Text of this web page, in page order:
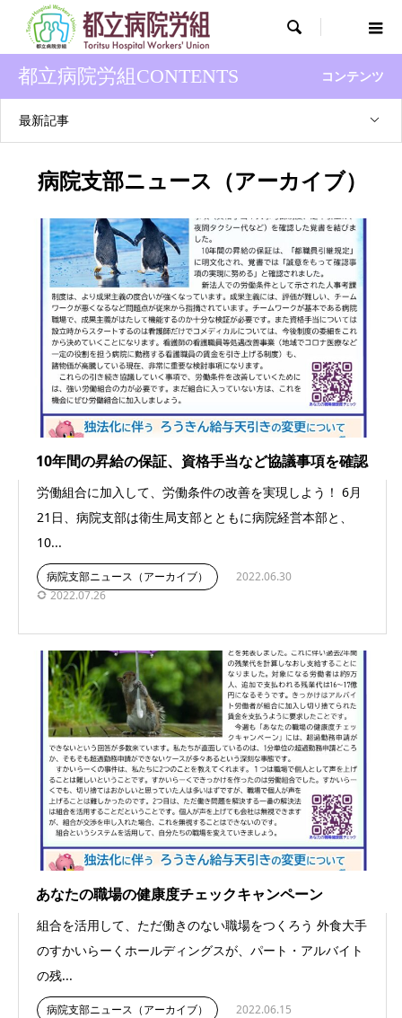

都立病院労組CONTENTS コンテンツ
最新記事
病院支部ニュース（アーカイブ）
10年間の昇給の保証、資格手当など協議事項を確認
労働組合に加入して、労働条件の改善を実現しよう！ 6月
21日、病院支部は衛生局支部とともに病院経営本部と、
10...
病院支部ニュース（アーカイブ）
2022.06.30
2022.07.26
あなたの職場の健康度チェックキャンペーン
組合を活用して、ただ働きのない職場をつくろう 外食大手
のすかいらーくホールディングスが、パート・アルバイト
の残...
病院支部ニュース（アーカイブ）
2022.06.15